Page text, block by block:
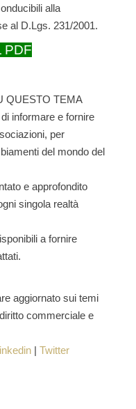
alla
al D.Lgs. 231/2001.
PDF
QUESTO TEMA
informare e fornire
per
del mondo del
e approfondito
singola realtà
a fornire
aggiornato sui temi
diritto commerciale e
|Twitter